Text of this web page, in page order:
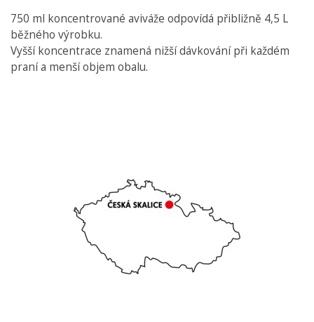
750 ml koncentrované aviváže odpovídá přibližně 4,5 L
běžného výrobku.
Vyšší koncentrace znamená nižší dávkování při každém
praní a menší objem obalu.